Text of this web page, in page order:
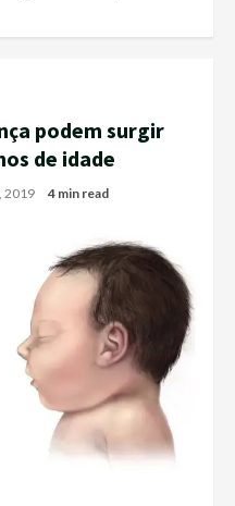
podem surgir
de idade
2019 4 min read